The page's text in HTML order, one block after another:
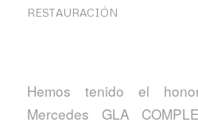
RESTAURACIÓN
Hemos tenido el
Mercedes GLA